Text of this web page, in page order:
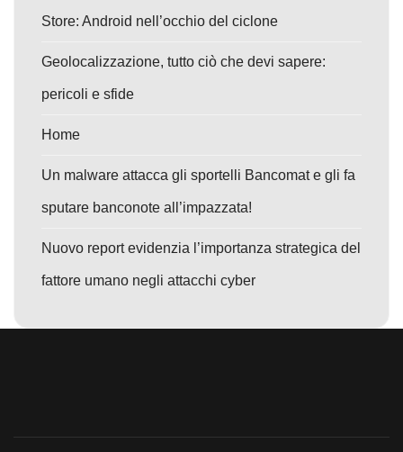
Store: Android nell’occhio del ciclone
Geolocalizzazione, tutto ciò che devi sapere:
pericoli e sfide
Home
Un malware attacca gli sportelli Bancomat e gli fa
sputare banconote all’impazzata!
Nuovo report evidenzia l’importanza strategica del
fattore umano negli attacchi cyber